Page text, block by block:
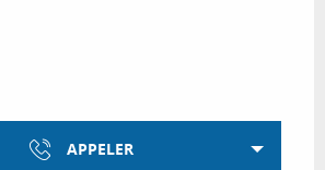
APPELER